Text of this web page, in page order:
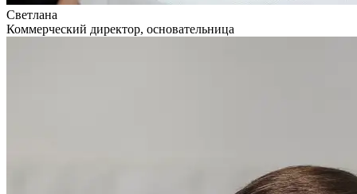
Светлана
Коммерческий директор, основательница